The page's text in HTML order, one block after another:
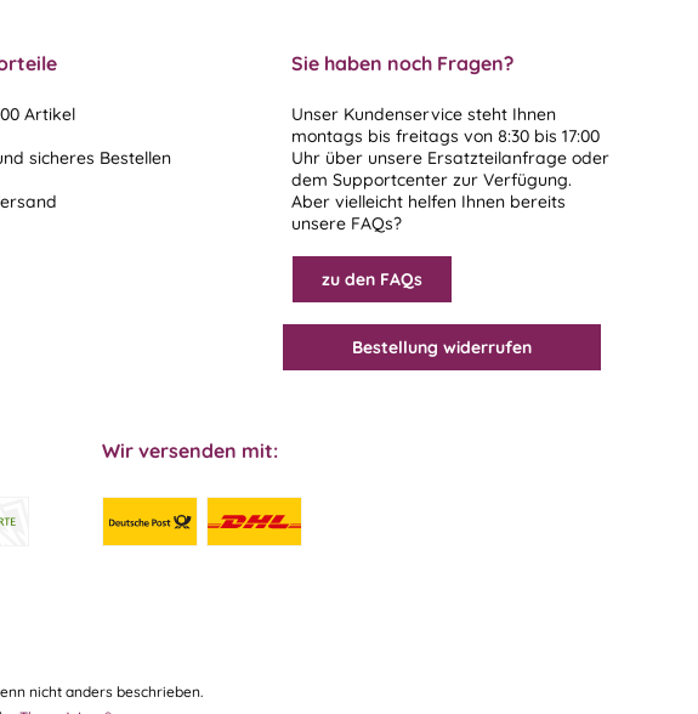
Artikel
sicheres Bestellen
Sie haben noch Fragen?
Unser Kundenservice steht Ihnen
montags bis freitags von 8:30 bis 17:00
Uhr über unsere Ersatzteilanfrage oder
dem Supportcenter zur Verfügung.
Aber vielleicht helfen Ihnen bereits
unsere FAQs?
zu den FAQs
Bestellung widerrufen
Wir versenden mit:
nicht anders beschrieben.